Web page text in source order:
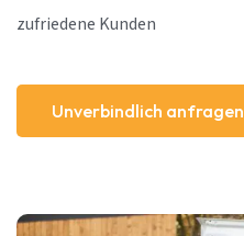
zufriedene Kunden
Unverbindlich anfragen